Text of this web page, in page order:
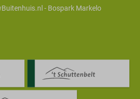
- Bospark Markelo